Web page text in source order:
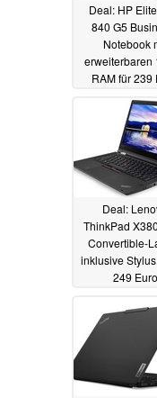
Deal: HP
840 G5
Notebook
erweiterbaren
RAM für 239
Deal:
ThinkPad
Convertible-
inklusive
249 Euro
07.02.2024